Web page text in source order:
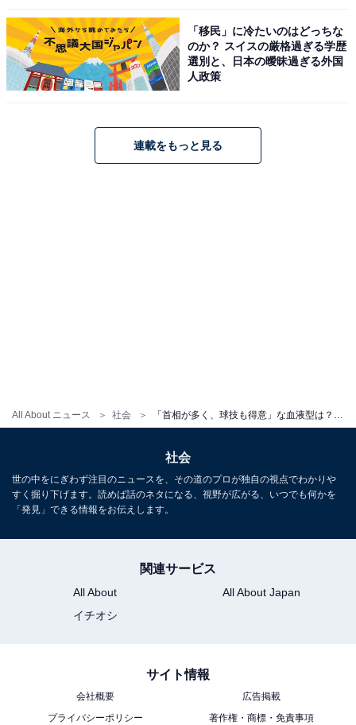
All About ニュース 社会
1 2
「移民」に冷たいのはどっちな
のか？ スイスの厳格過ぎる学歴
選別と、日本の曖昧過ぎる外国
人政策
連載をもっと見る
社会
世の中をにぎわず注目のニュースを、その道のプロが独自の視点でわかりや
すく掘り下げます。読めば話のネタになる、視野が広がる、いつでも何かを
「発見」できる情報をお伝えします。
関連サービス
All About
All About Japan
イチオシ
サイト情報
会社概要
広告掲載
プライバシーポリシー
著作権・商標・免責事項